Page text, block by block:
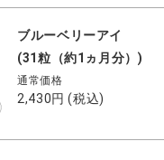
ブルーベリーアイ
(31粒（約1ヵ月分）)
通常価格
2,430円(税込)